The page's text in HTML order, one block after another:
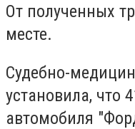
От полученных
месте.
Судебно-
установила, что
автомобиля